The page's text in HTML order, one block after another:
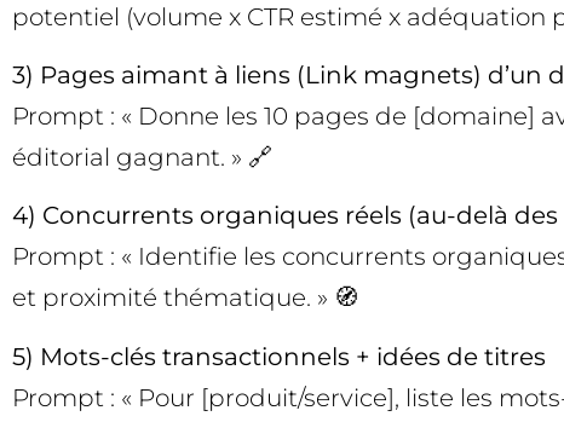
potentiel (volume x CTR estimé x adéquation
3) Pages aimant à liens (Link magnets) d’un
Prompt : « Donne les 10 pages de [domaine]
éditorial gagnant. » 🔗
4) Concurrents organiques réels (au-delà
Prompt : « Identifie les concurrents
et proximité thématique. » 🧭
5) Mots-clés transactionnels + idées de titres
Prompt : « Pour [produit/service], liste les